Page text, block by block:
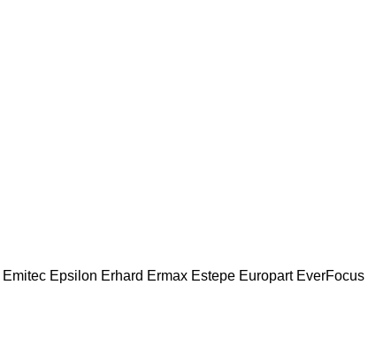
Emitec Epsilon Erhard Ermax Estepe Europart EverFocus